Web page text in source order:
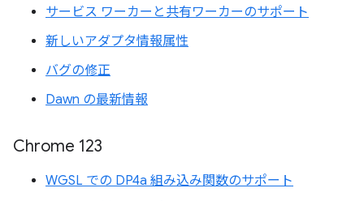
サービス ワーカーと共有ワーカーのサポート
新しいアダプタ情報属性
バグの修正
Dawn の最新情報
Chrome 123
WGSL での DP4a 組み込み関数のサポート